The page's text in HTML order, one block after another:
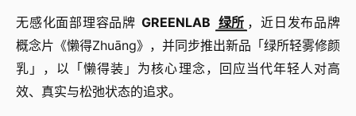
无感化面部理容品牌 GREENLAB 绿所 ，近日发布品牌
概念片《懒得Zhuāng》，并同步推出新品「绿所轻雾修颜
乳」，以「懒得装」为核心理念，回应当代年轻人对高
效、真实与松弛状态的追求。